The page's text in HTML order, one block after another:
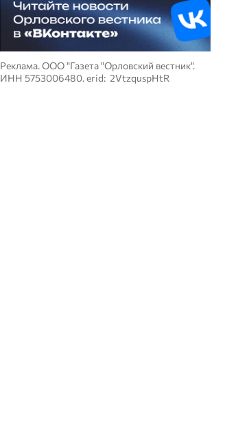
Реклама. ООО "Газета "Орловский вестник".
ИНН 5753006480. erid: 2VtzquspHtR